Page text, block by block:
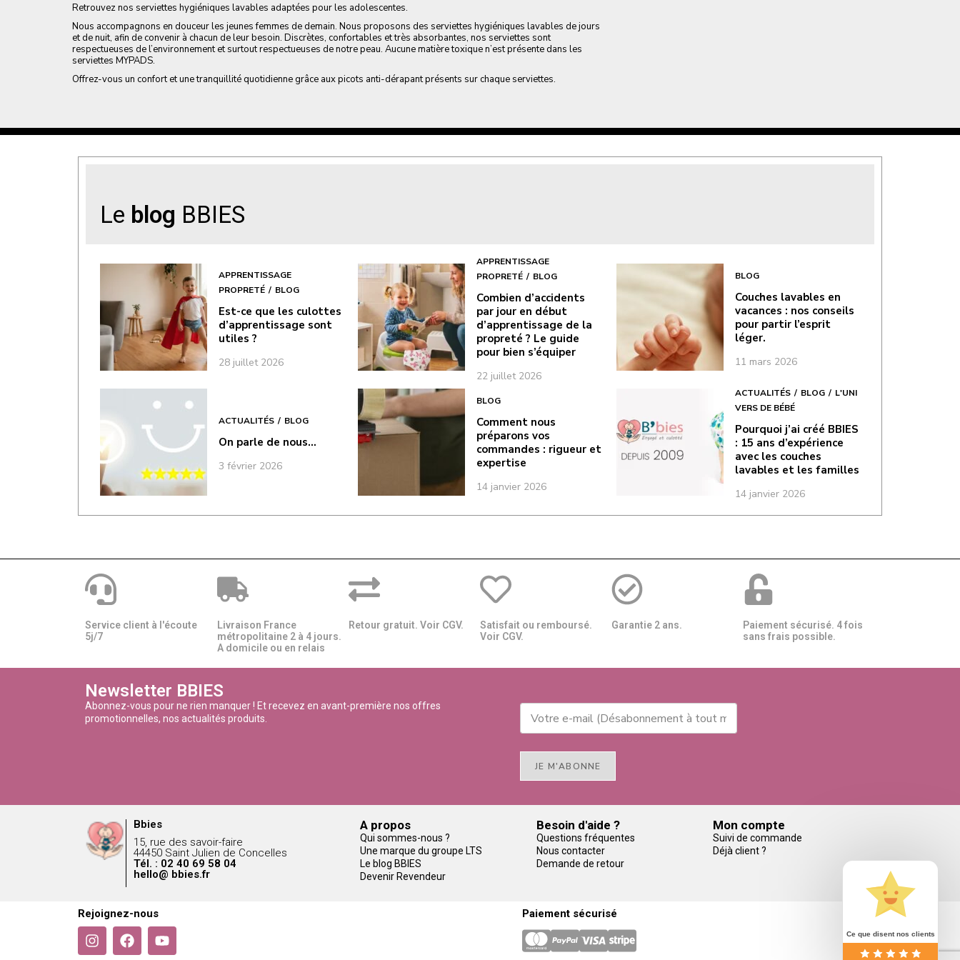
Retrouvez nos serviettes hygiéniques lavables adaptées pour les adolescentes.
Nous accompagnons en douceur les jeunes femmes de demain. Nous proposons des serviettes hygiéniques lavables de jours
et de nuit, afin de convenir à chacun de leur besoin. Discrètes, confortables et très absorbantes, nos serviettes sont
respectueuses de l’environnement et surtout respectueuses de notre peau. Aucune matière toxique n’est présente dans les
serviettes MYPADS.
Offrez-vous un confort et une tranquillité quotidienne grâce aux picots anti-dérapant présents sur chaque serviettes.
Le blog BBIES
APPRENTISSAGE
PROPRETÉ
BLOG
Est-ce que les culottes
d’apprentissage sont
utiles ?
28 juillet 2026
APPRENTISSAGE
PROPRETÉ
BLOG
Combien d’accidents
par jour en début
d’apprentissage de la
propreté ? Le guide
pour bien s’équiper
22 juillet 2026
BLOG
Couches lavables en
vacances : nos conseils
pour partir l’esprit
léger.
11 mars 2026
ACTUALITÉS BLOG
On parle de nous…
3 février 2026
BLOG
Comment nous
préparons vos
commandes : rigueur et
expertise
14 janvier 2026
ACTUALITÉS BLOG
L'UNI
VERS DE BÉBÉ
Pourquoi j’ai créé BBIES
: 15 ans d’expérience
avec les couches
lavables et les familles
14 janvier 2026
Service client à l'écoute
5j/7
Livraison France
métropolitaine 2 à 4 jours.
A domicile ou en relais​​
Retour gratuit. Voir CGV.
Satisfait ou remboursé.
Voir CGV.
Garantie 2 ans.
Paiement sécurisé. 4 fois
sans frais possible.
Newsletter BBIES
Abonnez-vous pour ne rien manquer ! Et recevez en avant-première nos offres
promotionnelles, nos actualités produits.
JE M'ABONNE
Bbies
15, rue des savoir-faire
44450 Saint Julien de Concelles
Tél. : 02 40 69 58 04
hello@ bbies.fr
A propos
Qui sommes-nous ?
Une marque du groupe LTS
Le blog BBIES
Devenir Revendeur
Besoin d'aide ?
Questions fréquentes
Nous contacter
Demande de retour
Mon compte
Suivi de commande
Déjà client ?
Rejoignez-nous Paiement sécurisé
Ce que disent nos clients